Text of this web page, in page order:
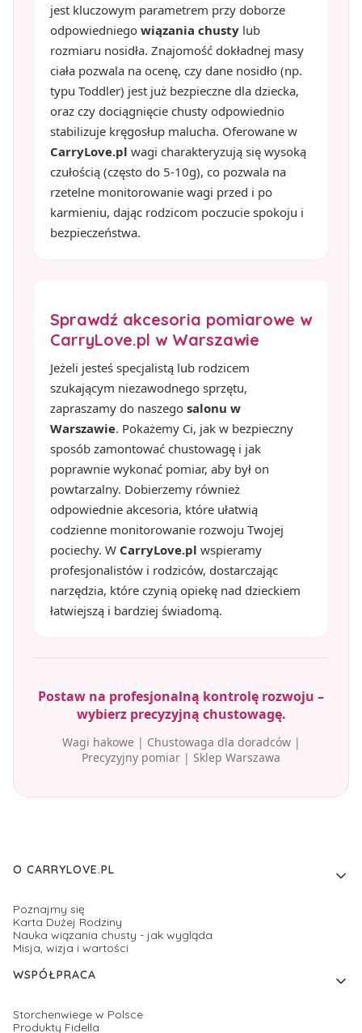
jest kluczowym parametrem przy doborze
odpowiedniego wiązania chusty lub
rozmiaru nosidła. Znajomość dokładnej masy
ciała pozwala na ocenę, czy dane nosidło (np.
typu Toddler) jest już bezpieczne dla dziecka,
oraz czy dociągnięcie chusty odpowiednio
stabilizuje kręgosłup malucha. Oferowane w
CarryLove.pl wagi charakteryzują się wysoką
czułością (często do 5-10g), co pozwala na
rzetelne monitorowanie wagi przed i po
karmieniu, dając rodzicom poczucie spokoju i
bezpieczeństwa.
Sprawdź akcesoria pomiarowe w
CarryLove.pl w Warszawie
Jeżeli jesteś specjalistą lub rodzicem
szukającym niezawodnego sprzętu,
zapraszamy do naszego salonu w
Warszawie. Pokażemy Ci, jak w bezpieczny
sposób zamontować chustowagę i jak
poprawnie wykonać pomiar, aby był on
powtarzalny. Dobierzemy również
odpowiednie akcesoria, które ułatwią
codzienne monitorowanie rozwoju Twojej
pociechy. W CarryLove.pl wspieramy
profesjonalistów i rodziców, dostarczając
narzędzia, które czynią opiekę nad dzieckiem
łatwiejszą i bardziej świadomą.
Postaw na profesjonalną kontrolę rozwoju –
wybierz precyzyjną chustowagę.
Wagi hakowe | Chustowaga dla doradców |
Precyzyjny pomiar | Sklep Warszawa
Linki w stopce
O CARRYLOVE.PL
Poznajmy się
Karta Dużej Rodziny
Nauka wiązania chusty - jak wygląda
Misja, wizja i wartości
WSPÓŁPRACA
Storchenwiege w Polsce
Produkty Fidella